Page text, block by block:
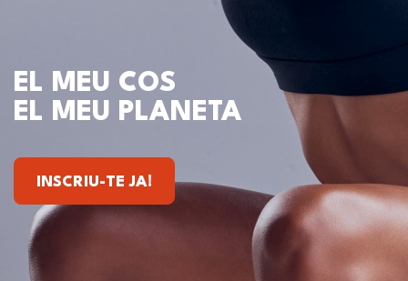
EL MEU COS
EL MEU PLANETA
INSCRIU-TE JA!